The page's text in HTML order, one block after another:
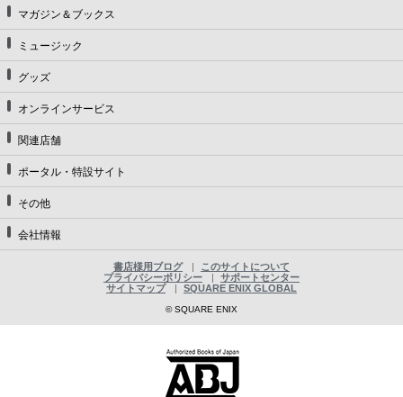
マガジン＆ブックス
ミュージック
グッズ
オンラインサービス
関連店舗
ポータル・特設サイト
その他
会社情報
書店様用ブログ
このサイトについて
プライバシーポリシー
サポートセンター
サイトマップ
SQUARE ENIX GLOBAL
© SQUARE ENIX